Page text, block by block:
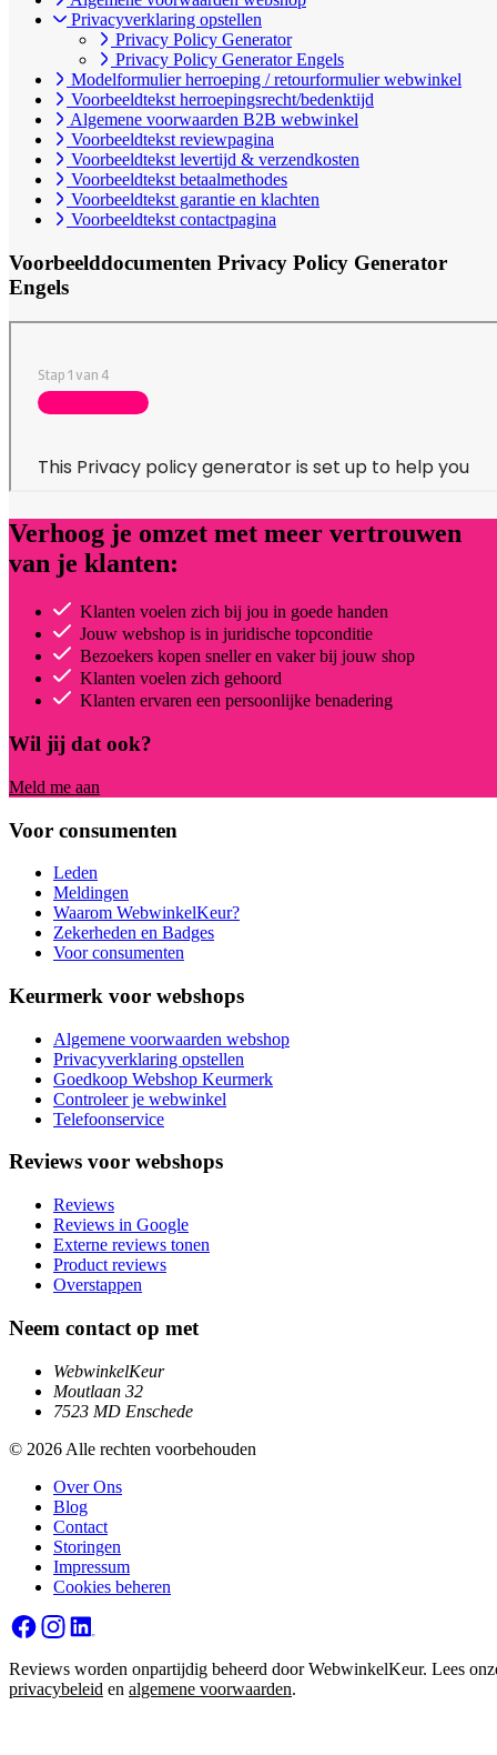
Privacyverklaring opstellen
Privacy Policy Generator
Privacy Policy Generator Engels
Modelformulier herroeping / retourformulier webwinkel
Voorbeeldtekst herroepingsrecht/bedenktijd
Algemene voorwaarden B2B webwinkel
Voorbeeldtekst reviewpagina
Voorbeeldtekst levertijd & verzendkosten
Voorbeeldtekst betaalmethodes
Voorbeeldtekst garantie en klachten
Voorbeeldtekst contactpagina
Voorbeelddocumenten Privacy Policy Generator
Engels
Verhoog je omzet met meer vertrouwen
van je klanten:
Klanten voelen zich bij jou in goede handen
Jouw webshop is in juridische topconditie
Bezoekers kopen sneller en vaker bij jouw shop
Klanten voelen zich gehoord
Klanten ervaren een persoonlijke benadering
Wil jij dat ook?
Meld me aan
Voor consumenten
Leden
Meldingen
Waarom WebwinkelKeur?
Zekerheden en Badges
Voor consumenten
Keurmerk voor webshops
Algemene voorwaarden webshop
Privacyverklaring opstellen
Goedkoop Webshop Keurmerk
Controleer je webwinkel
Telefoonservice
Reviews voor webshops
Reviews
Reviews in Google
Externe reviews tonen
Product reviews
Overstappen
Neem contact op met
WebwinkelKeur
Moutlaan 32
7523 MD Enschede
© 2026 Alle rechten voorbehouden
Over Ons
Blog
Contact
Storingen
Impressum
Cookies beheren
Reviews worden onpartijdig beheerd door WebwinkelKeur. Lees
privacybeleid en algemene voorwaarden.